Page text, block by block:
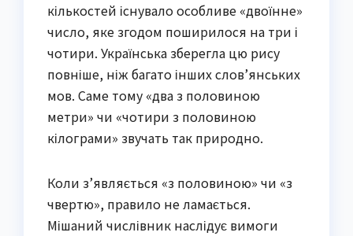
кількостей існувало особливе «двоїнне»
число, яке згодом поширилося на три і
чотири. Українська зберегла цю рису
повніше, ніж багато інших слов’янських
мов. Саме тому «два з половиною
метри» чи «чотири з половиною
кілограми» звучать так природно.
Коли з’являється «з половиною» чи «з
чвертю», правило не ламається.
Мішаний числівник наслідує вимоги